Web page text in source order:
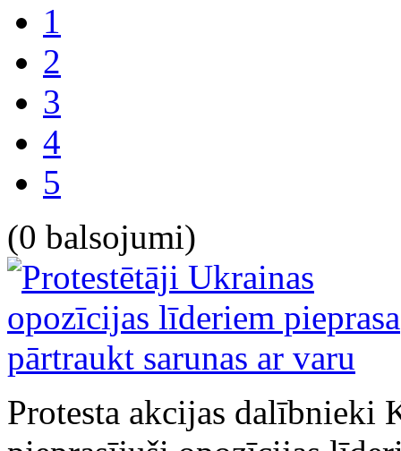
1
2
3
4
5
(0 balsojumi)
Protesta akcijas dalībnieki